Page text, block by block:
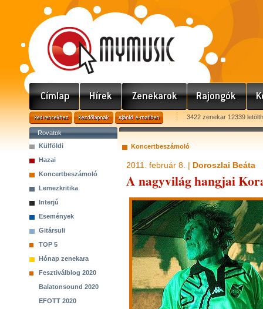
3422 zenekar 12339
Rovatok
Külföldi
Hazai
Koncertbeszámoló
Lemezkritika
Interjú
Események
Gitársuli
TOP 5
Hónap zenekara
Fesztiválblog 2020
Balatonsound 2020
EFOTT 2020
Koncertbeszámoló
2011. február 8. | Doroszlai Beáta
A nagyvilág hangjai